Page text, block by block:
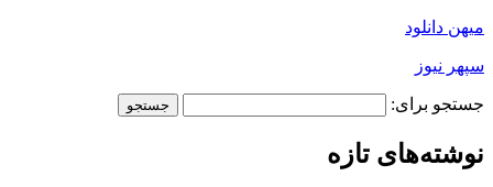
میهن دانلود
سپهر نیوز
جستجو برای:
نوشته‌های تازه